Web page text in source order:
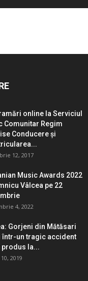
online la Serviciul
Comunitar Regim
Conducere şi
12, 2017
Music Awards 2022
Vâlcea pe 22
4, 2022
Gorjeni din Mătăsari
într-un tragic accident
produs la...
2019